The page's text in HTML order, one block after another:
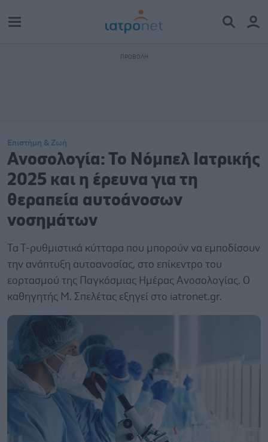
Επιστήμη & Ζωή
Ανοσολογία: Το Νόμπελ Ιατρικής
2025 και η έρευνα για τη
θεραπεία αυτοάνοσων
νοσημάτων
Τα Τ-ρυθμιστικά κύτταρα που μπορούν να εμποδίσουν
την ανάπτυξη αυτοανοσίας, στο επίκεντρο του
εορτασμού της Παγκόσμιας Ημέρας Ανοσολογίας. Ο
καθηγητής Μ. Σπελέτας εξηγεί στο iatronet.gr.